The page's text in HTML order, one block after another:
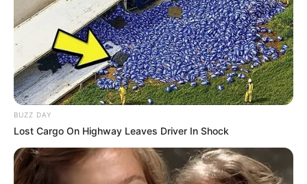
BUZZ DAY
Lost Cargo On Highway Leaves Driver In Shock